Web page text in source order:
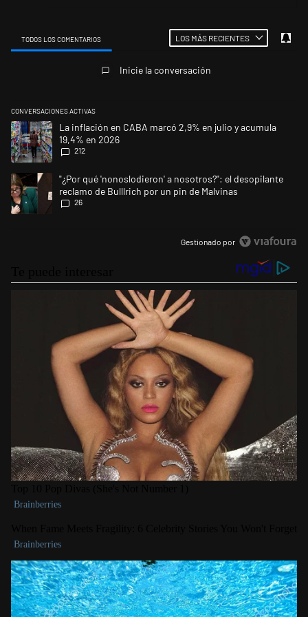
TODOS LOS COMENTARIOS LOS MÁS RECIENTES
Inicie la conversación
CONVERSACIONES ACTIVAS
Este listado muestra los artículos con más comentarios en los últimos
Un artículo de tendencia con el título "La inflación en CABA marcó
La inflación en CABA marcó 2,9% en julio y acumula
19,4% en 2026
212
Un artículo de tendencia con el título ""¿Por qué 'nonoslodieron' a
"¿Por qué 'nonoslodieron' a nosotros?": el desopilante
reclamo de Bulllrich por un pin de Malvinas
26
Gestionado por